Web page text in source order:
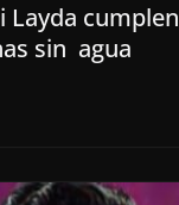
Layda
sin agua